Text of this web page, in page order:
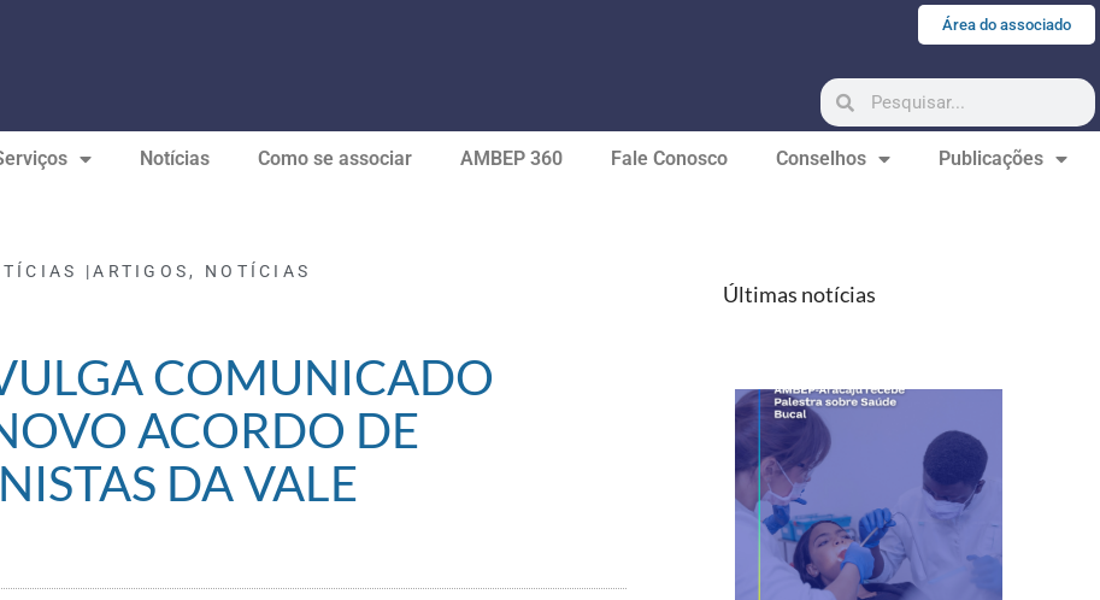
Área do associado
Notícias Como se associar AMBEP 360 Fale Conosco Conselhos Publicações
|ARTIGOS , NOTÍCIAS
COMUNICADO
ACORDO DE
DA VALE
Últimas notícias